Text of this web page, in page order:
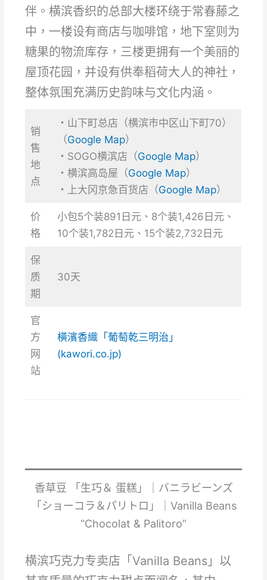
伴。横滨香织的总部大楼环绕于常春藤之
中，一楼设有商店与咖啡馆，地下室则为
糖果的物流库存，三楼更拥有一个美丽的
屋顶花园，并设有供奉稻荷大人的神社，
整体氛围充满历史韵味与文化内涵。
销
售
地
点
・山下町总店（横滨市中区山下町70）
（Google Map）
・SOGO横滨店（Google Map）
・横滨高岛屋（Google Map）
・上大冈京急百货店（Google Map）
价
格
小包5个装891日元、8个装1,426日元、
10个装1,782日元、15个装2,732日元
保
质
期
30天
官
方
网
站
橫濱香織「葡萄乾三明治」
(kawori.co.jp)
香草豆 「生巧＆ 蛋糕」｜バニラビーンズ
「ショーコラ＆パリトロ」｜Vanilla Beans
“Chocolat & Palitoro”
横滨巧克力专卖店「Vanilla Beans」以